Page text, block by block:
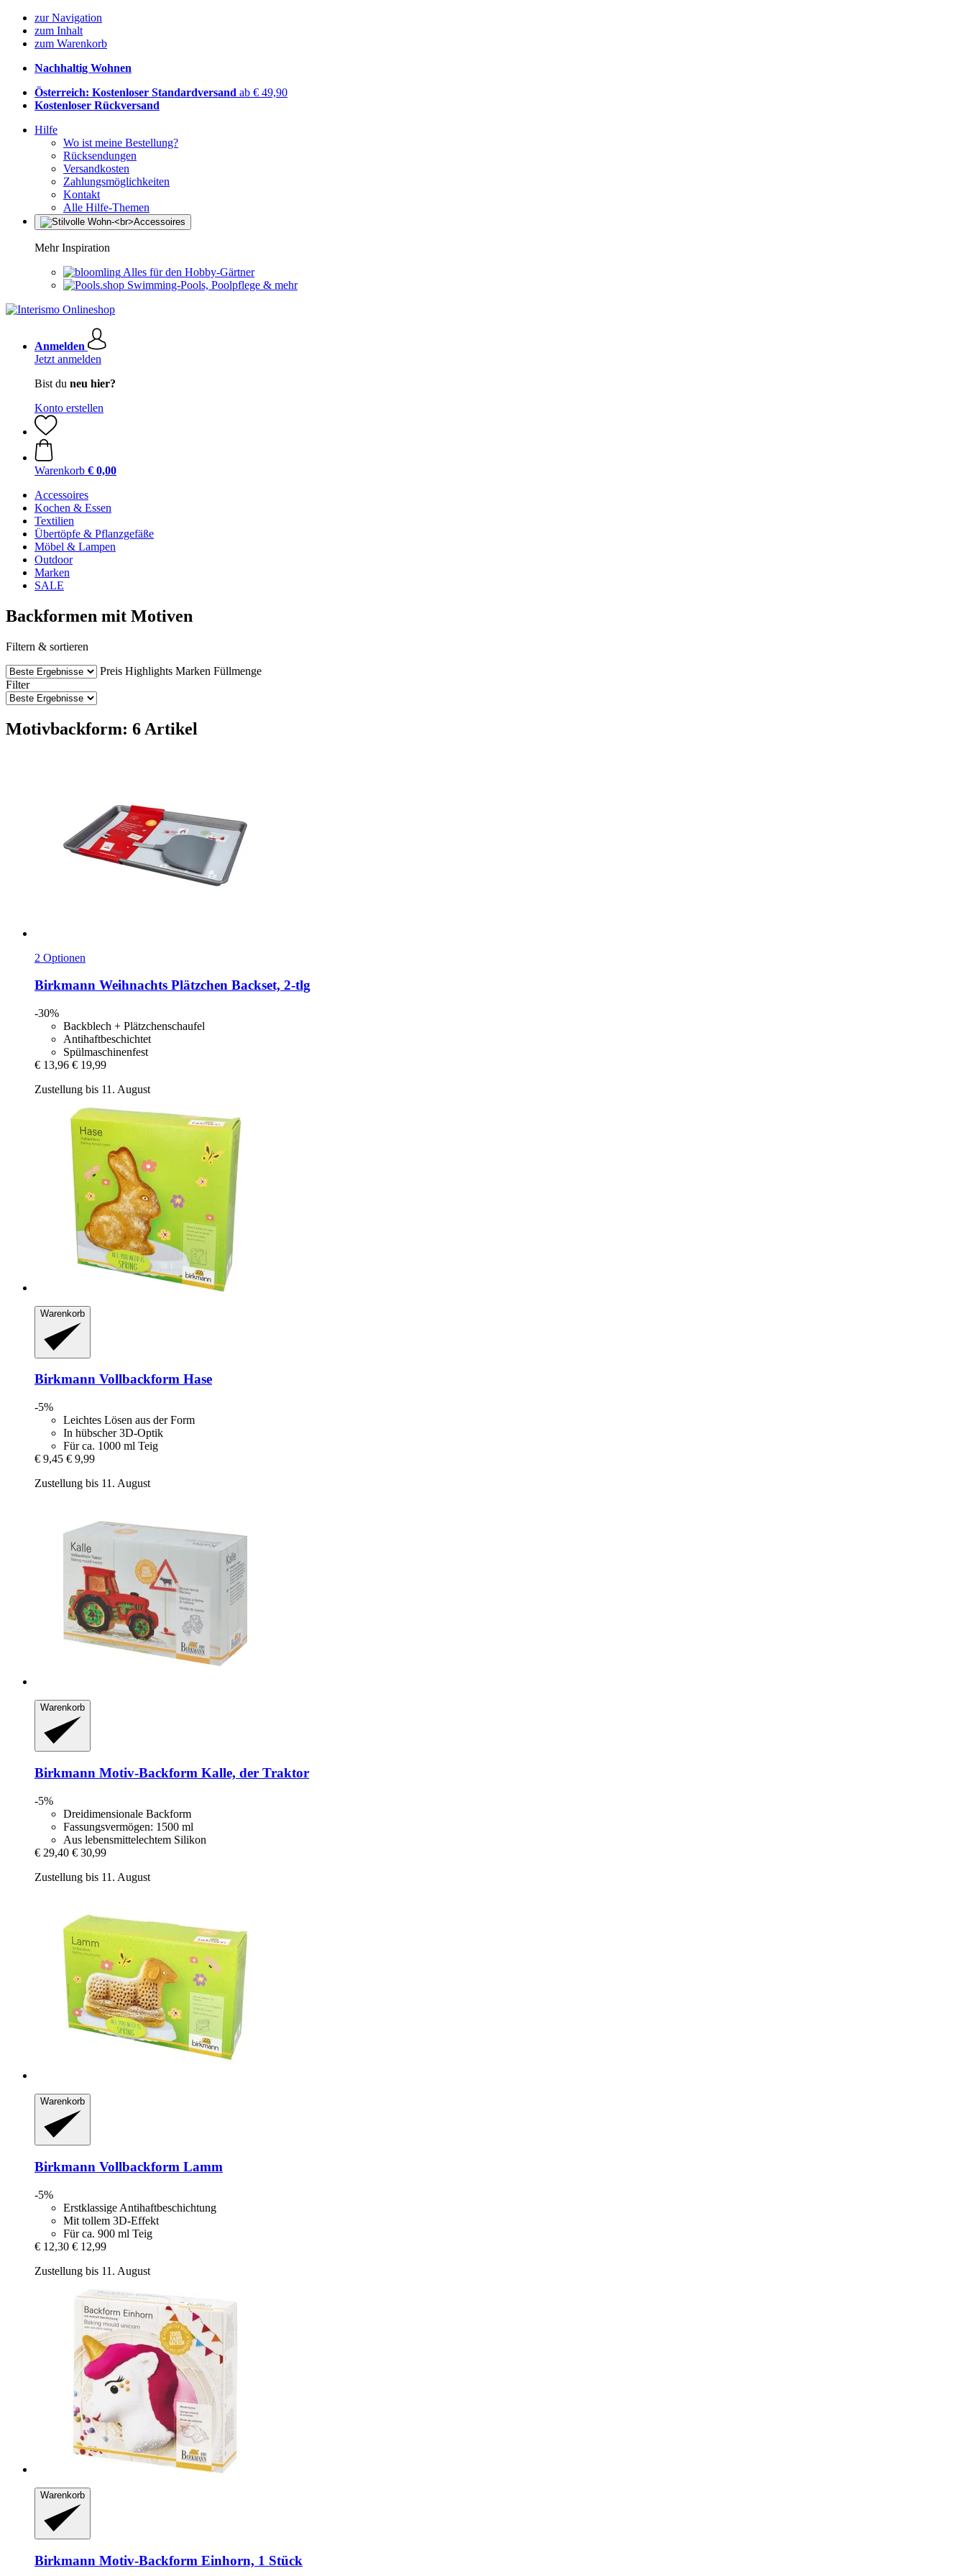
zur Navigation
zum Inhalt
zum Warenkorb
Nachhaltig Wohnen
Österreich: Kostenloser Standardversand ab € 49,90
Kostenloser Rückversand
Hilfe
Wo ist meine Bestellung?
Rücksendungen
Versandkosten
Zahlungsmöglichkeiten
Kontakt
Alle Hilfe-Themen
Mehr Inspiration
Alles für den Hobby-Gärtner
Swimming-Pools, Poolpflege & mehr
Anmelden
Jetzt anmelden
Bist du neu hier?
Konto erstellen
Warenkorb € 0,00
Accessoires
Kochen & Essen
Textilien
Übertöpfe & Pflanzgefäße
Möbel & Lampen
Outdoor
Marken
SALE
Backformen mit Motiven
Filtern & sortieren
Preis Highlights Marken Füllmenge
Filter
Motivbackform: 6 Artikel
2 Optionen
Birkmann Weihnachts Plätzchen Backset, 2-​tlg
-30%
Backblech + Plätzchenschaufel
Antihaftbeschichtet
Spülmaschinenfest
€ 13,96 € 19,99
Zustellung bis 11. August
Warenkorb
Birkmann Vollbackform Hase
-5%
Leichtes Lösen aus der Form
In hübscher 3D-Optik
Für ca. 1000 ml Teig
€ 9,45 € 9,99
Zustellung bis 11. August
Warenkorb
Birkmann Motiv-​Backform Kalle, der Traktor
-5%
Dreidimensionale Backform
Fassungsvermögen: 1500 ml
Aus lebensmittelechtem Silikon
€ 29,40 € 30,99
Zustellung bis 11. August
Warenkorb
Birkmann Vollbackform Lamm
-5%
Erstklassige Antihaftbeschichtung
Mit tollem 3D-Effekt
Für ca. 900 ml Teig
€ 12,30 € 12,99
Zustellung bis 11. August
Warenkorb
Birkmann Motiv-​Backform Einhorn, 1 Stück